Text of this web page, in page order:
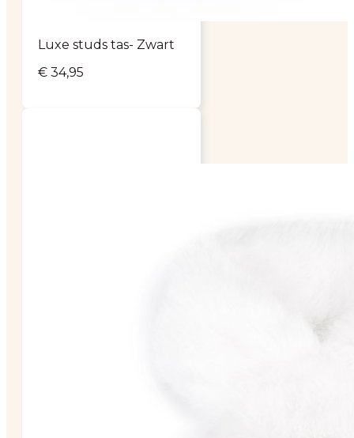
Luxe studs tas- Zwart
€ 34,95